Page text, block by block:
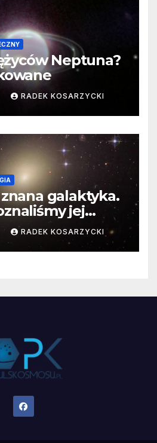
Neptuna?
RADEK KOSARZYCKI
galaktyka.
jej
RADEK KOSARZYCKI